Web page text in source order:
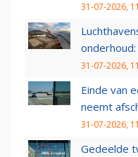
31-07-2026,
31-07-2026,
Einde van
neemt
31-07-2026,
Gedeelde